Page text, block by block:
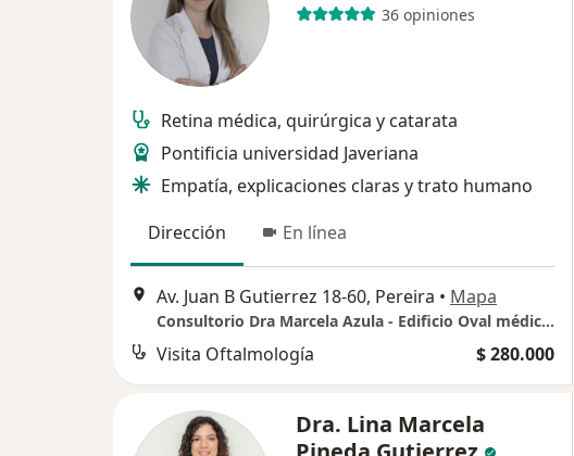
36 opiniones
Retina médica, quirúrgica y catarata
Pontificia universidad Javeriana
Empatía, explicaciones claras y trato humano
Dirección
En línea
Av. Juan B Gutierrez 18-60, Pereira • Mapa
Consultorio Dra Marcela Azula - Edificio Oval médica, Consultorio 306
Visita Oftalmología $ 280.000
Dra. Lina Marcela